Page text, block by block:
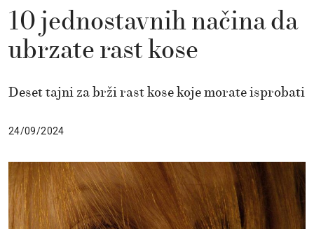
10 jednostavnih načina da
ubrzate rast kose
Deset tajni za brži rast kose koje morate isprobati
24/09/2024